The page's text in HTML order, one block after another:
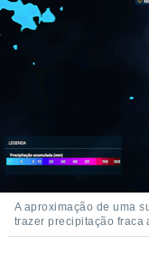
A aproximação de uma
trazer precipitação fraca